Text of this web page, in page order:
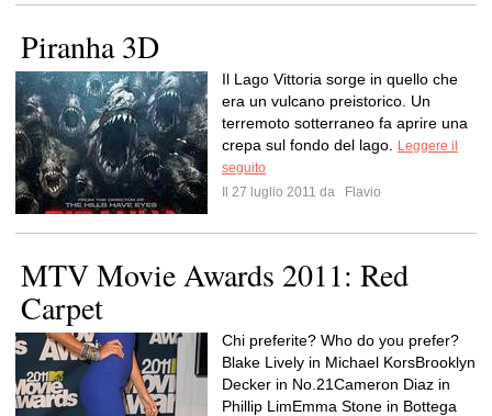
Piranha 3D
Il Lago Vittoria sorge in quello che
era un vulcano preistorico. Un
terremoto sotterraneo fa aprire una
crepa sul fondo del lago.
Leggere il
seguito
Il 27 luglio 2011 da
Flavio
MTV Movie Awards 2011: Red
Carpet
Chi preferite? Who do you prefer?
Blake Lively in Michael KorsBrooklyn
Decker in No.21Cameron Diaz in
Phillip LimEmma Stone in Bottega